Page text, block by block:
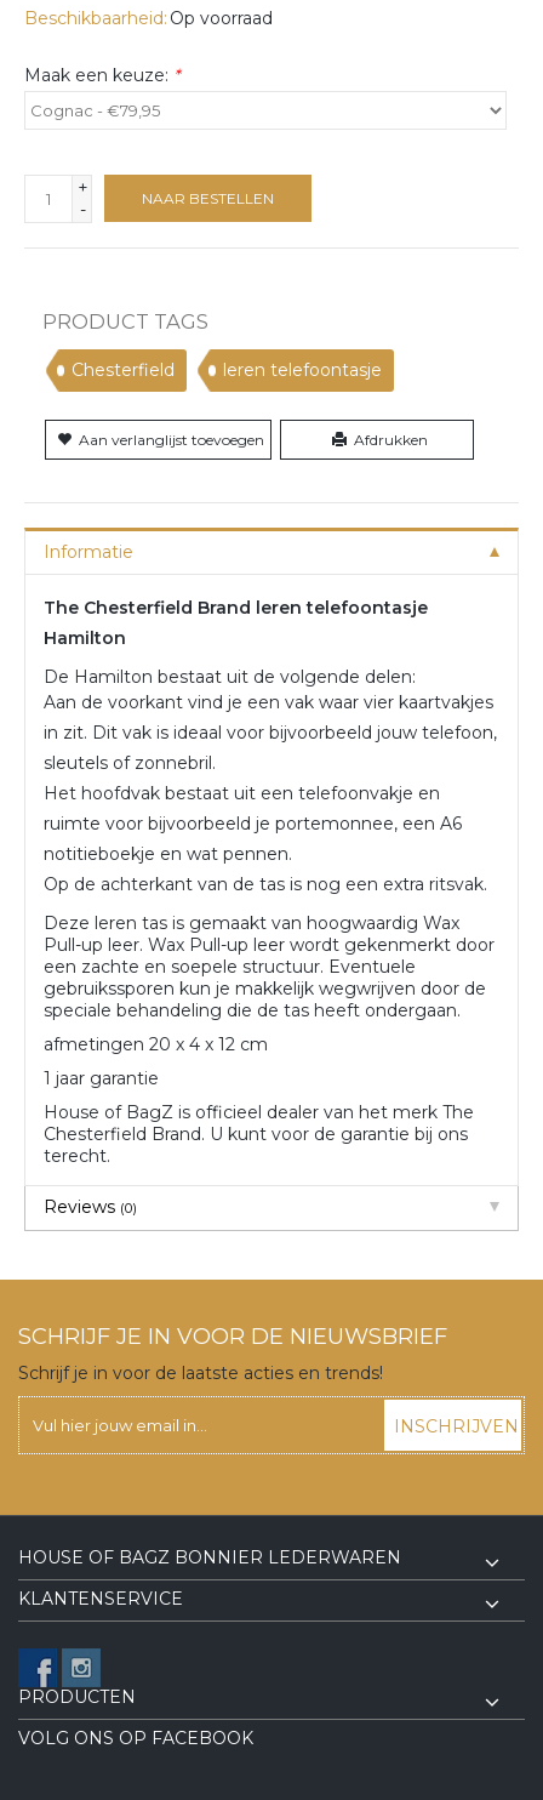
Beschikbaarheid: Op voorraad
Maak een keuze: *
+
-
NAAR BESTELLEN
PRODUCT TAGS
Chesterfield leren telefoontasje
Aan verlanglijst toevoegen Afdrukken
Informatie
The Chesterfield Brand leren telefoontasje
Hamilton
De Hamilton bestaat uit de volgende delen:
Aan de voorkant vind je een vak waar vier kaartvakjes
in zit. Dit vak is ideaal voor bijvoorbeeld jouw telefoon,
sleutels of zonnebril.
Het hoofdvak bestaat uit een telefoonvakje en
ruimte voor bijvoorbeeld je portemonnee, een A6
notitieboekje en wat pennen.
Op de achterkant van de tas is nog een extra ritsvak.
Deze leren tas is gemaakt van hoogwaardig Wax
Pull-up leer. Wax Pull-up leer wordt gekenmerkt door
een zachte en soepele structuur. Eventuele
gebruikssporen kun je makkelijk wegwrijven door de
speciale behandeling die de tas heeft ondergaan.
afmetingen 20 x 4 x 12 cm
1 jaar garantie
House of BagZ is officieel dealer van het merk The
Chesterfield Brand. U kunt voor de garantie bij ons
terecht.
Reviews (0)
SCHRIJF JE IN VOOR DE NIEUWSBRIEF
Schrijf je in voor de laatste acties en trends!
INSCHRIJVEN
HOUSE OF BAGZ BONNIER LEDERWAREN
KLANTENSERVICE
PRODUCTEN
VOLG ONS OP FACEBOOK